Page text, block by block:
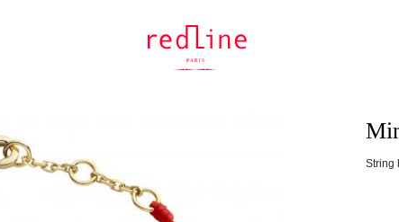
String